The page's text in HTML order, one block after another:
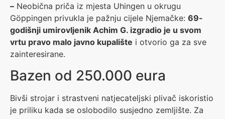
– Neobična priča iz mjesta Uhingen u okrugu
Göppingen privukla je pažnju cijele Njemačke: 69-
godišnji umirovljenik Achim G. izgradio je u svom
vrtu pravo malo javno kupalište i otvorio ga za sve
zainteresirane.
Bazen od 250.000 eura
Bivši strojar i strastveni natjecateljski plivač iskoristio
je priliku kada se oslobodilo susjedno zemljište. Za